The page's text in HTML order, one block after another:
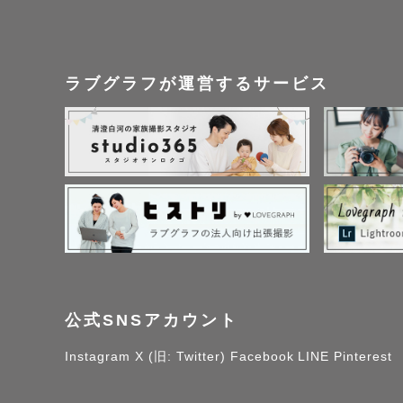
ラブグラフが運営するサービス
公式SNSアカウント
Instagram X (旧: Twitter) Facebook LINE Pinterest